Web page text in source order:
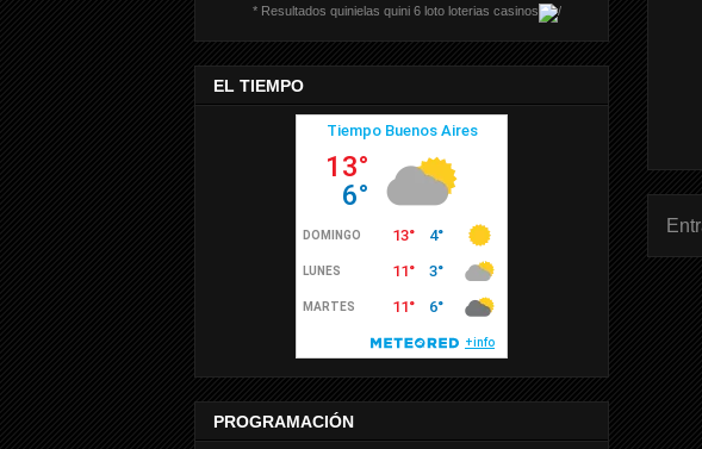
* Resultados quinielas quini 6 loto loterias casinos
EL TIEMPO
PROGRAMACIÓN